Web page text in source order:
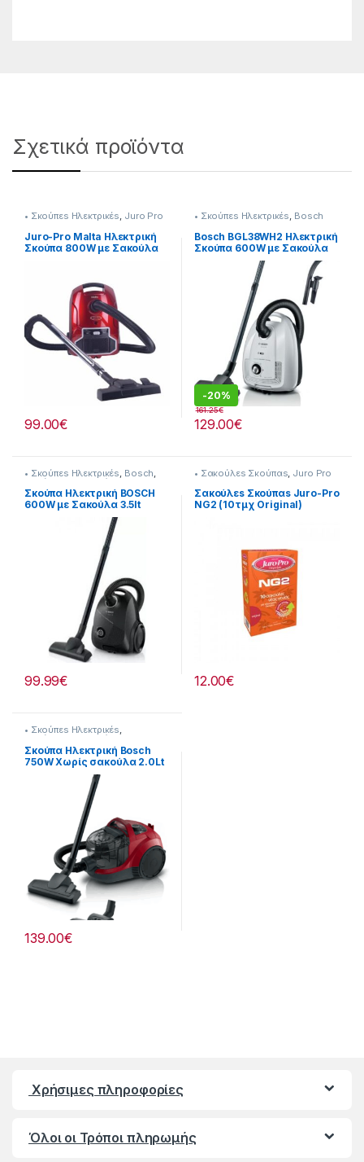
Σχετικά προϊόντα
• Σκούπεs Ηλεκτρικέs, Juro Pro
Juro-Pro Malta Ηλεκτρική
Σκούπα 800W με Σακούλα
99.00€
• Σκούπεs Ηλεκτρικέs, Bosch
Bosch BGL38WH2 Ηλεκτρική
Σκούπα 600W με Σακούλα
-20%
129.00€
161.25€
• Σκούπεs Ηλεκτρικέs Bosch
Σκούπισμα & Καθάρισμα
Σκούπα Ηλεκτρική BOSCH
600W με Σακούλα 3.5lt
99.99€
• Σακούλεs Σκούπαs Juro Pro
Σακούλεs Σκούπαs Juro-Pro
NG2 (10τμχ Original)
12.00€
• Σκούπεs Ηλεκτρικέs,
Σκούπισμα & Καθάρισμα
Σκούπα Ηλεκτρική Bosch
750W Χωρίς σακούλα 2.0Lt
139.00€
Χρήσιμες πληροφορίες
Όλοι οι Τρόποι πληρωμής